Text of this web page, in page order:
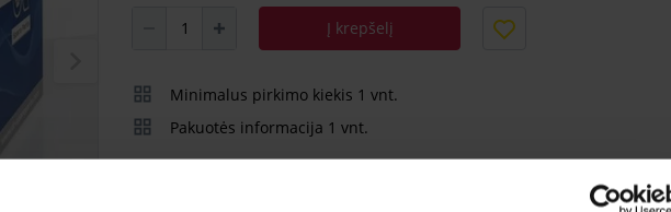
Į krepšelį
Minimalus pirkimo kiekis 1 vnt.
Pakuotės informacija 1 vnt.